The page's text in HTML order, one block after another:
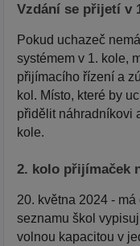
Vzdání se přijetí v
Pokud uchazeč
systémem v 1. kole,
přijímacího řízení a
kol. Místo, které by
přidělit náhradníkovi
kole.
2. kolo přijímaček
20. května 2024 -
seznamu škol
volnou kapacitou v